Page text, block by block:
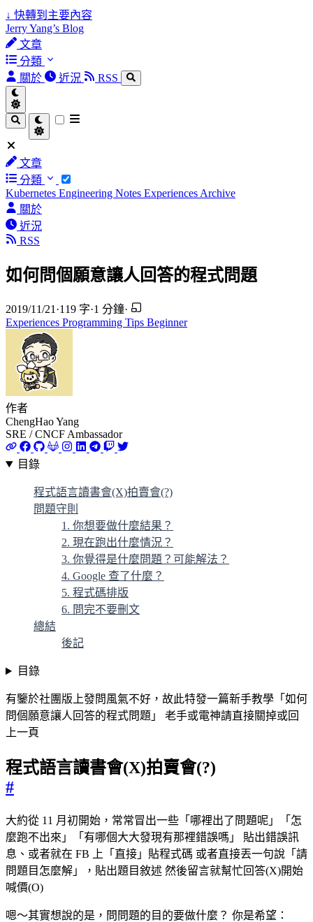
↓ 快轉到主要內容
Jerry Yang’s Blog
文章
分類
關於
近況 RSS
文章
分類
Kubernetes Engineering Notes Experiences Archive
關於
近況
RSS
如何問個願意讓人回答的程式問題
2019/11/21 ·119 字·1 分鐘·
Experiences Programming Tips Beginner
作者
ChengHao Yang
SRE / CNCF Ambassador
目錄
程式語言讀書會(X)拍賣會(?)
問題守則
1. 你想要做什麼結果？
2. 現在跑出什麼情況？
3. 你覺得是什麼問題？可能解法？
4. Google 查了什麼？
5. 程式碼排版
6. 問完不要刪文
總結
後記
目錄
有鑒於社團版上發問風氣不好，故此特發一篇新手教學「如何
問個願意讓人回答的程式問題」 老手或電神請直接關掉或回
上一頁
程式語言讀書會(X)拍賣會(?)
#
大約從 11 月初開始，常常冒出一些「哪裡出了問題呢」「怎
麼跑不出來」「有哪個大大發現有那裡錯誤嗎」 貼出錯誤訊
息、或者就在 FB 上「直接」貼程式碼 或者直接丟一句說「請
問題目怎麼解」，貼出題目敘述 然後留言就幫忙回答(X)開始
喊價(O)
嗯～其實想說的是，問問題的目的要做什麼？ 你是希望：